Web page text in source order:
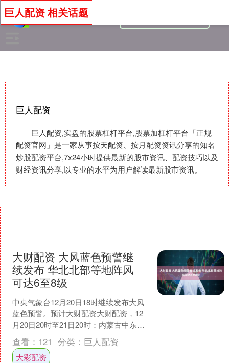
巨人配资
巨人配资,实盘的股票杠杆平台,股票加杠杆平台「正规
配资官网」是一家从事按天配资、按月配资资讯分享的知名
炒股配资平台,7x24小时提供最新的股市资讯、配资技巧以及
财经资讯分享,以专业的水平为用户解读最新股市资讯。
巨人配资 相关话题
大财配资 大风蓝色预警继
续发布 华北北部等地阵风
可达6至8级
中央气象台12月20日18时继续发布大风
蓝色预警。预计大财配资大财配资，12
月20日20时至21日20时：内蒙古中东
部、华北北部、新疆南疆盆地、西藏北
部、青海西....
查看： 121 分类： 巨人配资
大彩配资